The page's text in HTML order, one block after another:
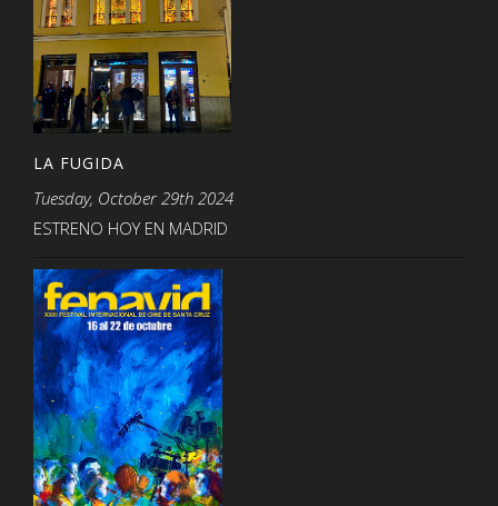
LA FUGIDA
Tuesday, October 29th 2024
ESTRENO HOY EN MADRID